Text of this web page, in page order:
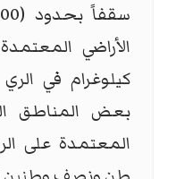
كيلوغرام في
بعض المناطق
المعتمدة على